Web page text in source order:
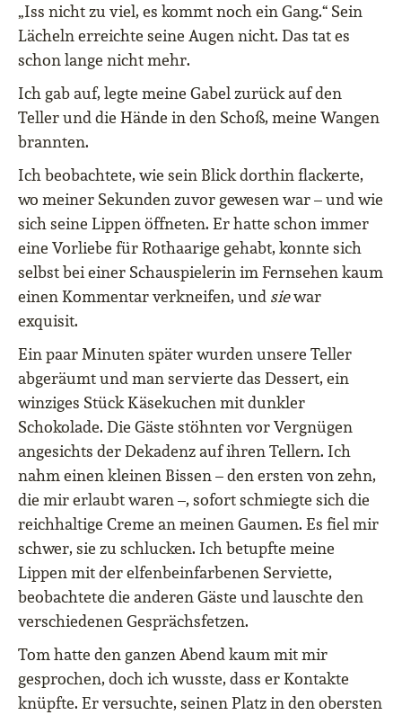
„Iss nicht zu viel, es kommt noch ein Gang.“ Sein
Lächeln erreichte seine Augen nicht. Das tat es
schon lange nicht mehr.
Ich gab auf, legte meine Gabel zurück auf den
Teller und die Hände in den Schoß, meine Wangen
brannten.
Ich beobachtete, wie sein Blick dorthin flackerte,
wo meiner Sekunden zuvor gewesen war – und wie
sich seine Lippen öffneten. Er hatte schon immer
eine Vorliebe für Rothaarige gehabt, konnte sich
selbst bei einer Schauspielerin im Fernsehen kaum
einen Kommentar verkneifen, und siewar
exquisit.
Ein paar Minuten später wurden unsere Teller
abgeräumt und man servierte das Dessert, ein
winziges Stück Käsekuchen mit dunkler
Schokolade. Die Gäste stöhnten vor Vergnügen
angesichts der Dekadenz auf ihren Tellern. Ich
nahm einen kleinen Bissen – den ersten von zehn,
die mir erlaubt waren –, sofort schmiegte sich die
reichhaltige Creme an meinen Gaumen. Es fiel mir
schwer, sie zu schlucken. Ich betupfte meine
Lippen mit der elfenbeinfarbenen Serviette,
beobachtete die anderen Gäste und lauschte den
verschiedenen Gesprächsfetzen.
Tom hatte den ganzen Abend kaum mit mir
gesprochen, doch ich wusste, dass er Kontakte
knüpfte. Er versuchte, seinen Platz in den obersten